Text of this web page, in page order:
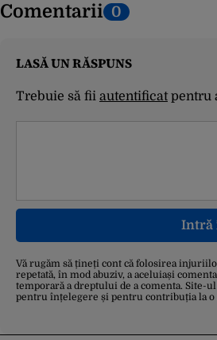
Comentarii 0
LASĂ UN RĂSPUNS
Trebuie să fii autentificatpentru
Intră
Vă rugăm să țineți cont că folosirea
repetată, în mod abuziv, a aceluiași
temporară a dreptului de a comenta. Site-
pentru înțelegere și pentru contribuția la o